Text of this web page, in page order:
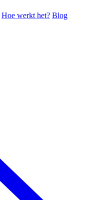
Hoe werkt het? Blog